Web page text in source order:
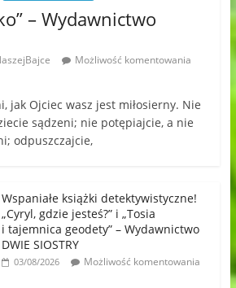
– Wydawnictwo
Możliwość komentowania
jak Ojciec wasz jest miłosierny. Nie
sądzeni; nie potępiajcie, a nie
odpuszczajcie,
Wspaniałe książki detektywistyczne!
„Cyryl, gdzie jesteś?” i „Tosia
i tajemnica geodety” – Wydawnictwo
DWIE SIOSTRY
03/08/2026
Możliwość komentowania